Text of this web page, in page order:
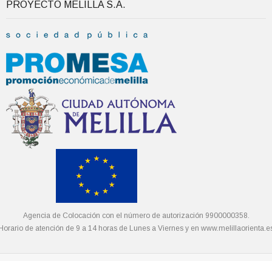
PROYECTO MELILLA S.A.
Agencia de Colocación con el número de autorización 9900000358.
de atención de 9 a 14 horas de Lunes a Viernes y en